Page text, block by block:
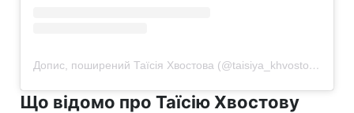
Допис, поширений Таїсія Хвостова (@taisiya_khvostova)
Що відомо про Таїсію Хвостову